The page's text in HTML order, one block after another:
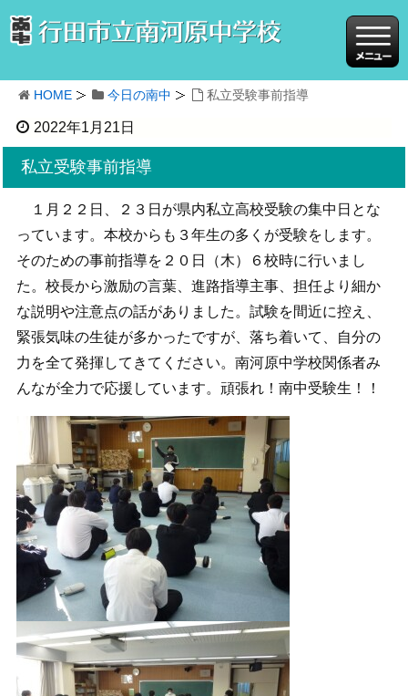
HOME 今日の南中 私立受験事前指導
2022年1月21日
私立受験事前指導
１月２２日、２３日が県内私立高校受験の集中日とな
っています。本校からも３年生の多くが受験をします。
そのための事前指導を２０日（木）６校時に行いまし
た。校長から激励の言葉、進路指導主事、担任より細か
な説明や注意点の話がありました。試験を間近に控え、
緊張気味の生徒が多かったですが、落ち着いて、自分の
力を全て発揮してきてください。南河原中学校関係者み
んなが全力で応援しています。頑張れ！南中受験生！！